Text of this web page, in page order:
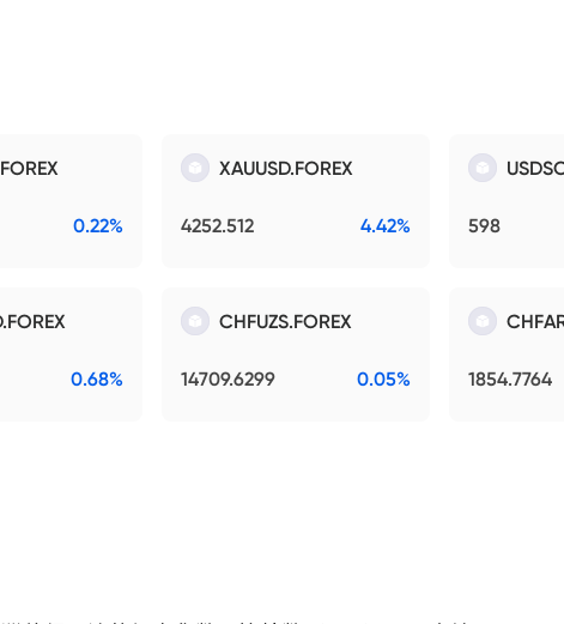
0.22%
XAUUSD.FOREX
4252.512 4.42% 598
0.68%
CHFUZS.FOREX
14709.6299 0.05% 1854.7764